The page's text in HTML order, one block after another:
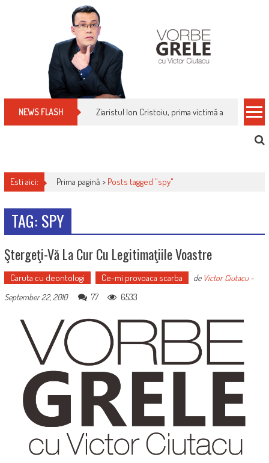
NEWS FLASH Ziaristul Ion Cristoiu, prima victimă a noi
Esti aici: Prima pagină > Posts tagged "spy"
TAG: SPY
Ştergeţi-Vă La Cur Cu Legitimaţiile Voastre
Caruta cu deontologi Ce-mi provoaca scarba de Victor Ciutacu-
September 22, 2010
77 6533